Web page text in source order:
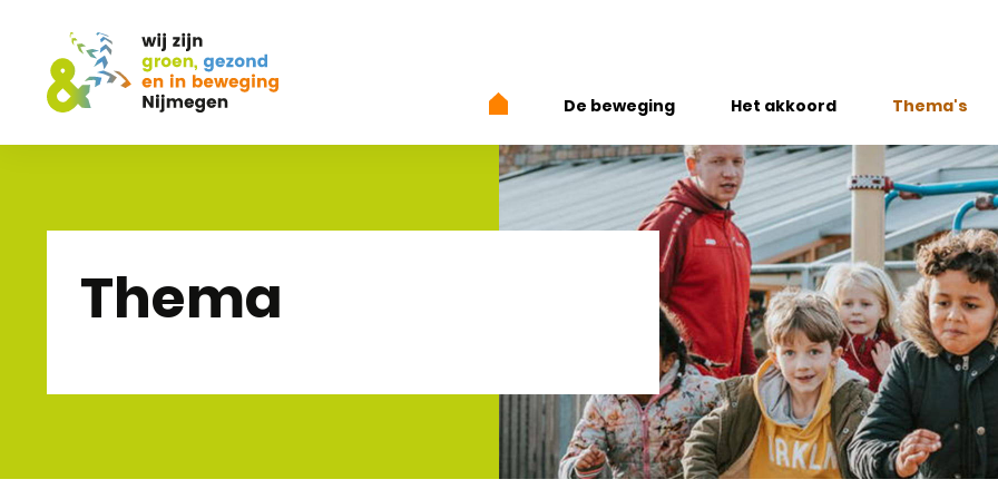
De beweging
Onze missie
Partners & vrienden
Preventiegelden 2025
Het akkoord Thema's
Jong,
Rookvrije
Gezonde
Voldoende
sporten
Gezonde
Vitaliteit
Thema